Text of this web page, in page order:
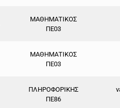
ΜΑΘΗΜΑΤΙΚΟΣ
ΠΕ03
ΜΑΘΗΜΑΤΙΚΟΣ
ΠΕ03
ΠΛΗΡΟΦΟΡΙΚΗΣ
ΠΕ86